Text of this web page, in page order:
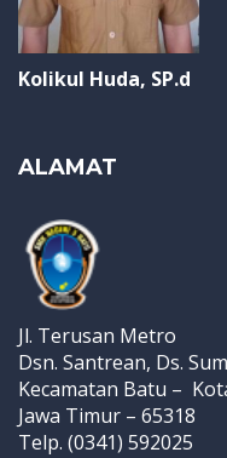
Kolikul Huda, SP.d
ALAMAT
Jl. Terusan Metro
Dsn. Santrean, Ds.
Kecamatan Batu –
Jawa Timur – 65318
Telp. (0341) 592025